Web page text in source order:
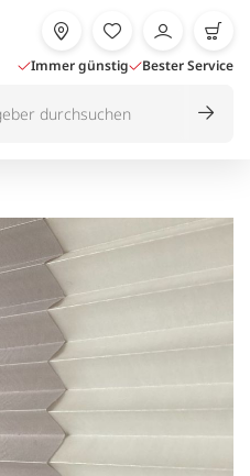
Immer günstig Bester Service